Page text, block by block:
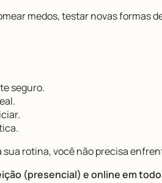
medos, testar novas formas
seguro.
rotina, você não precisa
(presencial) e online em todo